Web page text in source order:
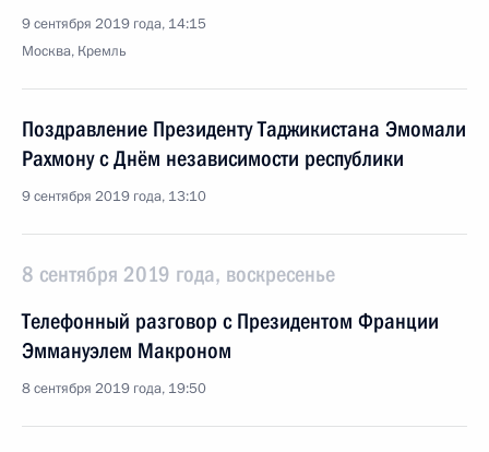
9 сентября 2019 года, 14:15
Москва, Кремль
Поздравление Президенту Таджикистана Эмомали
Рахмону с Днём независимости республики
9 сентября 2019 года, 13:10
8 сентября 2019 года, воскресенье
Телефонный разговор с Президентом Франции
Эммануэлем Макроном
8 сентября 2019 года, 19:50